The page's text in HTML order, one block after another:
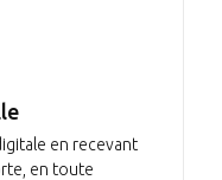
en recevant
en toute